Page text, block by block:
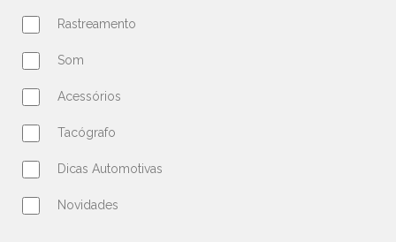
Rastreamento
Som
Acessórios
Tacógrafo
Dicas Automotivas
Novidades